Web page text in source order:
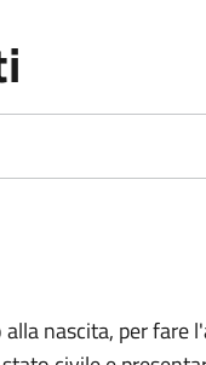
nascita, per